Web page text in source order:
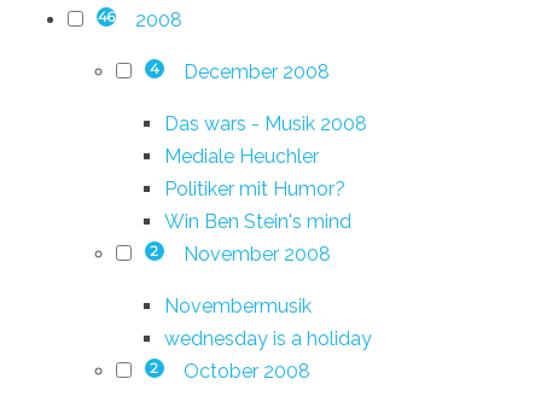
46 2008
4 December 2008
Das wars - Musik 2008
Mediale Heuchler
Politiker mit Humor?
Win Ben Stein's mind
2 November 2008
Novembermusik
wednesday is a holiday
2 October 2008